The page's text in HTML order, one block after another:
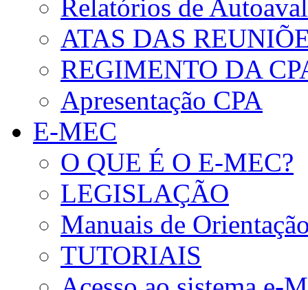
Relatórios de
ATAS DAS
REGIMENTO DA
Apresentação CPA
E-MEC
O QUE É O E-MEC?
LEGISLAÇÃO
Manuais de
TUTORIAIS